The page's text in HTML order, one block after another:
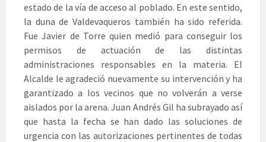
estado de la vía de acceso al poblado. En este sentido,
la duna de Valdevaqueros también ha sido referida.
Fue Javier de Torre quien medió para conseguir los
permisos de actuación de las distintas
administraciones responsables en la materia. El
Alcalde le agradeció nuevamente su intervención y ha
garantizado a los vecinos que no volverán a verse
aislados por la arena. Juan Andrés Gil ha subrayado así
que hasta la fecha se han dado las soluciones de
urgencia con las autorizaciones pertinentes de todas